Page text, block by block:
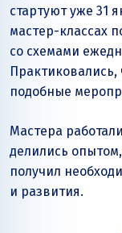
стартуют уже 31
мастер-классах
со схемами
подобные
Мастера
делились
получил
и развития.